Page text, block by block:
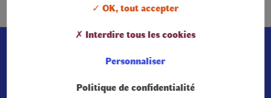
✓ OK, tout accepter
✗ Interdire tous les cookies
Personnaliser
Politique de confidentialité